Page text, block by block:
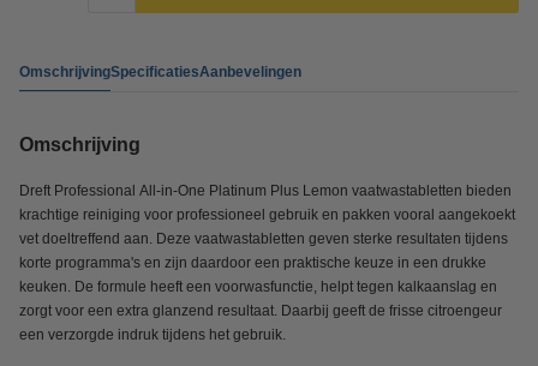
OmschrijvingSpecificatiesAanbevelingen
Omschrijving
Dreft Professional All-in-One Platinum Plus Lemon vaatwastabletten bieden
krachtige reiniging voor professioneel gebruik en pakken vooral aangekoekt
vet doeltreffend aan. Deze vaatwastabletten geven sterke resultaten tijdens
korte programma's en zijn daardoor een praktische keuze in een drukke
keuken. De formule heeft een voorwasfunctie, helpt tegen kalkaanslag en
zorgt voor een extra glanzend resultaat. Daarbij geeft de frisse citroengeur
een verzorgde indruk tijdens het gebruik.